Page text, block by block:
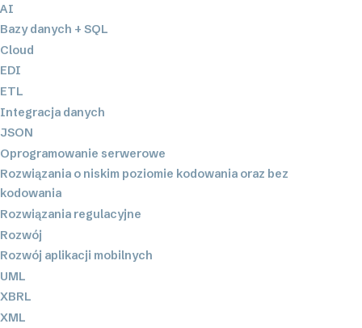
AI
Bazy danych + SQL
Cloud
EDI
ETL
Integracja danych
JSON
Oprogramowanie serwerowe
Rozwiązania o niskim poziomie kodowania oraz bez
kodowania
Rozwiązania regulacyjne
Rozwój
Rozwój aplikacji mobilnych
UML
XBRL
XML